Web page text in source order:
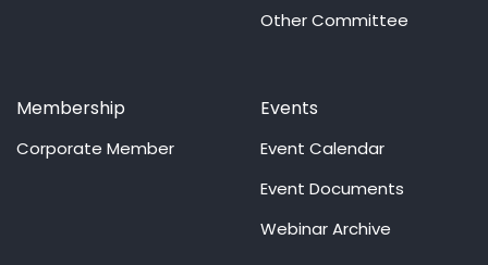
Other Committee
Membership
Corporate Member
Events
Event Calendar
Event Documents
Webinar Archive